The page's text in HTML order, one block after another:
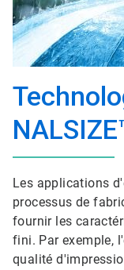
Les applications
processus de
fournir les
fini. Par exemple,
qualité